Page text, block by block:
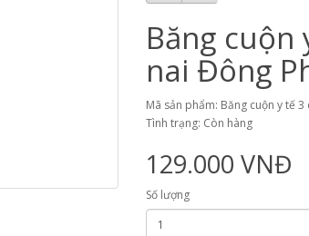
Băng cuộn
nai Đông
Mã sản phẩm: Băng cuộn y tế
Tình trạng: Còn hàng
129.000 VNĐ
Số lượng